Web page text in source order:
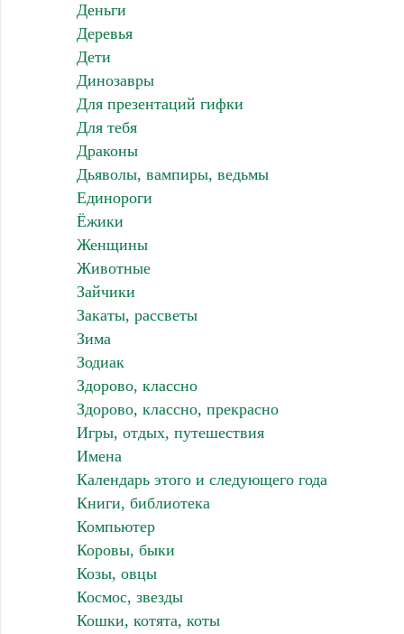
Деньги
Деревья
Дети
Динозавры
Для презентаций гифки
Для тебя
Драконы
Дьяволы, вампиры, ведьмы
Единороги
Ёжики
Женщины
Животные
Зайчики
Закаты, рассветы
Зима
Зодиак
Здорово, классно
Здорово, классно, прекрасно
Игры, отдых, путешествия
Имена
Календарь этого и следующего года
Книги, библиотека
Компьютер
Коровы, быки
Козы, овцы
Космос, звезды
Кошки, котята, коты